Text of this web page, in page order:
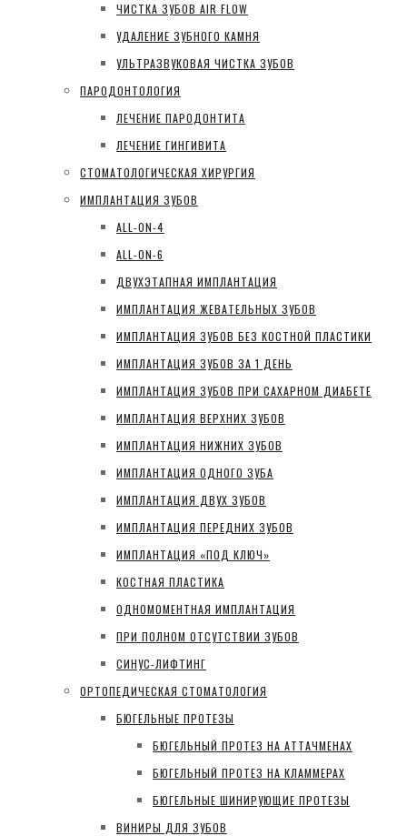
ЧИСТКА ЗУБОВ AIR FLOW
УДАЛЕНИЕ ЗУБНОГО КАМНЯ
УЛЬТРАЗВУКОВАЯ ЧИСТКА ЗУБОВ
ПАРОДОНТОЛОГИЯ
ЛЕЧЕНИЕ ПАРОДОНТИТА
ЛЕЧЕНИЕ ГИНГИВИТА
СТОМАТОЛОГИЧЕСКАЯ ХИРУРГИЯ
ИМПЛАНТАЦИЯ ЗУБОВ
ALL-ON-4
ALL-ON-6
ДВУХЭТАПНАЯ ИМПЛАНТАЦИЯ
ИМПЛАНТАЦИЯ ЖЕВАТЕЛЬНЫХ ЗУБОВ
ИМПЛАНТАЦИЯ ЗУБОВ БЕЗ КОСТНОЙ ПЛАСТИКИ
ИМПЛАНТАЦИЯ ЗУБОВ ЗА 1 ДЕНЬ
ИМПЛАНТАЦИЯ ЗУБОВ ПРИ САХАРНОМ ДИАБЕТЕ
ИМПЛАНТАЦИЯ ВЕРХНИХ ЗУБОВ
ИМПЛАНТАЦИЯ НИЖНИХ ЗУБОВ
ИМПЛАНТАЦИЯ ОДНОГО ЗУБА
ИМПЛАНТАЦИЯ ДВУХ ЗУБОВ
ИМПЛАНТАЦИЯ ПЕРЕДНИХ ЗУБОВ
ИМПЛАНТАЦИЯ «ПОД КЛЮЧ»
КОСТНАЯ ПЛАСТИКА
ОДНОМОМЕНТНАЯ ИМПЛАНТАЦИЯ
ПРИ ПОЛНОМ ОТСУТСТВИИ ЗУБОВ
СИНУС-ЛИФТИНГ
ОРТОПЕДИЧЕСКАЯ СТОМАТОЛОГИЯ
БЮГЕЛЬНЫЕ ПРОТЕЗЫ
БЮГЕЛЬНЫЙ ПРОТЕЗ НА АТТАЧМЕНАХ
БЮГЕЛЬНЫЙ ПРОТЕЗ НА КЛАММЕРАХ
БЮГЕЛЬНЫЕ ШИНИРУЮЩИЕ ПРОТЕЗЫ
ВИНИРЫ ДЛЯ ЗУБОВ